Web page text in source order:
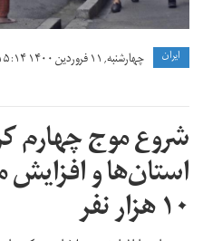
ايران چهارشنبه, ۱۱ فروردین ۱۴۰۰ ۱۵:۱۴
شروع موج چهارم
استان‌ها و افزایش
۱۰ هزار نفر